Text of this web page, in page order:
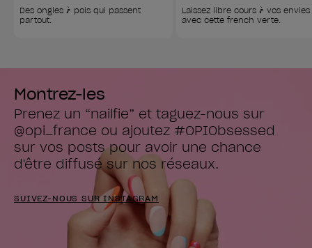
Des ongles à pois qui passent
partout.
Laissez libre cours à vos envies
avec cette french verte.
Montrez-les
Prenez un “nailfie” et taguez-nous sur
@opi_france ou ajoutez #OPIObsessed
sur vos posts pour avoir une chance
d'être diffusé sur nos réseaux.
SUIVEZ-NOUS SUR INSTAGRAM